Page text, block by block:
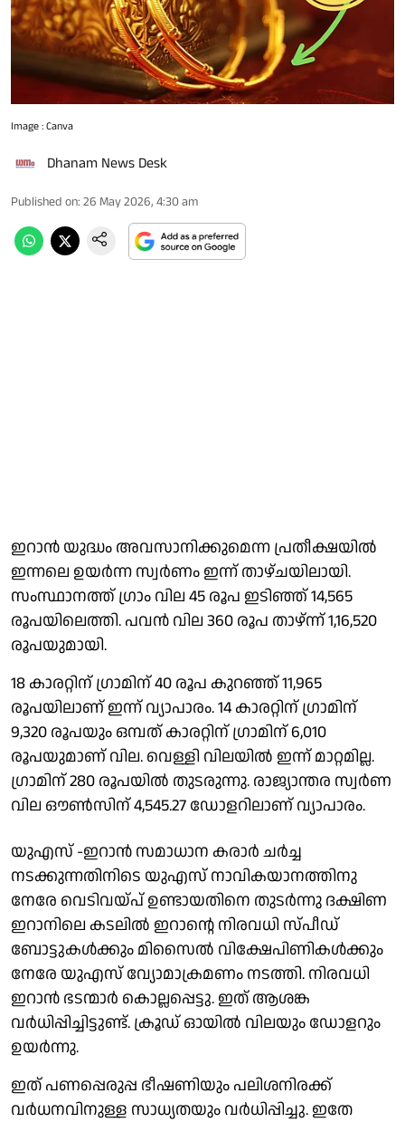
Image : Canva
Dhanam News Desk
Published on: 26 May 2026, 4:30 am
ഇറാന്‍ യുദ്ധം അവസാനിക്കുമെന്ന പ്രതീക്ഷയില്‍
ഇന്നലെ ഉയര്‍ന്ന സ്വര്‍ണം ഇന്ന് താഴ്ചയിലായി.
സംസ്ഥാനത്ത് ഗ്രാം വില 45 രൂപ ഇടിഞ്ഞ് 14,565
രൂപയിലെത്തി. പവന്‍ വില 360 രൂപ താഴ്ന്ന് 1,16,520
രൂപയുമായി.
18 കാരറ്റിന് ഗ്രാമിന് 40 രൂപ കുറഞ്ഞ് 11,965
രൂപയിലാണ് ഇന്ന് വ്യാപാരം. 14 കാരറ്റിന് ഗ്രാമിന്
9,320 രൂപയും ഒമ്പത് കാരറ്റിന് ഗ്രാമിന് 6,010
രൂപയുമാണ് വില. വെള്ളി വിലയില്‍ ഇന്ന് മാറ്റമില്ല.
ഗ്രാമിന് 280 രൂപയില്‍ തുടരുന്നു. രാജ്യാന്തര സ്വര്‍ണ
വില ഔണ്‍സിന് 4,545.27 ഡോളറിലാണ് വ്യാപാരം.
യുഎസ് -ഇറാന്‍ സമാധാന കരാര്‍ ചര്‍ച്ച
നടക്കുന്നതിനിടെ യുഎസ് നാവികയാനത്തിനു
നേരേ വെടിവയ്പ് ഉണ്ടായതിനെ തുടര്‍ന്നു ദക്ഷിണ
ഇറാനിലെ കടലില്‍ ഇറാന്റെ നിരവധി സ്പീഡ്
ബോട്ടുകള്‍ക്കും മിസൈല്‍ വിക്ഷേപിണികള്‍ക്കും
നേരേ യുഎസ് വ്യോമാക്രമണം നടത്തി. നിരവധി
ഇറാന്‍ ഭടന്മാര്‍ കൊല്ലപ്പെട്ടു. ഇത് ആശങ്ക
വര്‍ധിപ്പിച്ചിട്ടുണ്ട്. ക്രൂഡ് ഓയില്‍ വിലയും ഡോളറും
ഉയര്‍ന്നു.
ഇത് പണപ്പെരുപ്പ ഭീഷണിയും പലിശനിരക്ക്
വര്‍ധനവിനുള്ള സാധ്യതയും വര്‍ധിപ്പിച്ചു. ഇതേ